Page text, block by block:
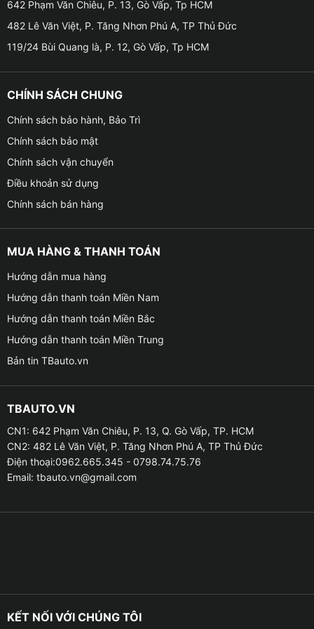
VinFast VF3 để giữ cho không gian nội thất bên trong
xe được mát mẻ, từ đó không phải bật điều hòa công
suất quá lớn và giúp tiết kiệm được năng lượng cho
Dán phim cách nhiệt cho xe VinFast VF3
✦ Tạo một không gian riêng tư cho người ngồi ở bên
– Nhiều người luôn cảm thấy không được thoải khi có
người ngoài luôn nhìn chằm chằm vào bên trong xe
của mình. Vì vậy, việc dán phim cách nhiệt sẽ tạo
không gian riêng tư do phim cách nhiệt chỉ có thể nhìn
được 1 chiều, bên ngoài xe không thể nhìn vào trong
cho các bạn chủ xe VF3 ưu tiên dán phim ngay sau khi
– Khi lái xe vào ban đêm, nếu đèn xe của các phương
642 Phạm Văn Chiêu, P. 13, Gò Vấp, Tp HCM
482 Lê Văn Việt, P. Tăng Nhơn Phú A, TP Thủ Đức
119/24 Bùi Quang là, P. 12, Gò Vấp, Tp HCM
CHÍNH SÁCH CHUNG
Chính sách bảo hành, Bảo Trì
Chính sách bảo mật
Chính sách vận chuyển
Điều khoản sử dụng
Chính sách bán hàng
MUA HÀNG & THANH TOÁN
Hướng dẫn mua hàng
Hướng dẫn thanh toán Miền Nam
Hướng dẫn thanh toán Miền Bắc
Hướng dẫn thanh toán Miền Trung
Bản tin TBauto.vn
TBAUTO.VN
CN1: 642 Phạm Văn Chiêu, P. 13, Q. Gò Vấp, TP. HCM
CN2: 482 Lê Văn Việt, P. Tăng Nhơn Phú A, TP Thủ Đức
Điện thoại:0962.665.345 - 0798.74.75.76
Email: tbauto.vn@gmail.com
KẾT NỐI VỚI CHÚNG TÔI